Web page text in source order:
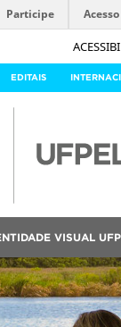
Participe
EDITAIS
VISUAL